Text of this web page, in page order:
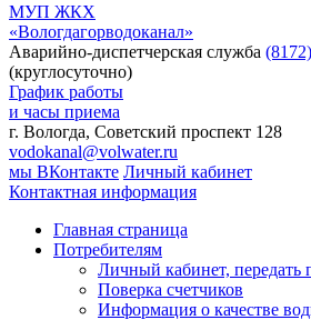
МУП ЖКХ
«Вологдагорводоканал»
Аварийно-диспетчерская служба
(круглосуточно)
График работы
и часы приема
г. Вологда, Советский проспект 128
vodokanal@volwater.ru
мы ВКонтакте Личный кабинет
Контактная информация
Главная страница
Потребителям
Личный кабинет, передать
Поверка счетчиков
Информация о качестве